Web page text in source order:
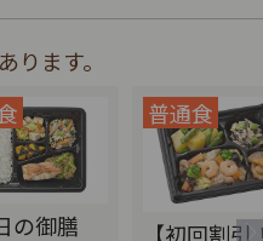
ります。
の御膳
【初回割引